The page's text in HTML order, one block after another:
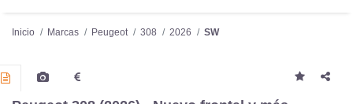
Inicio Marcas Peugeot 308 2026 SW